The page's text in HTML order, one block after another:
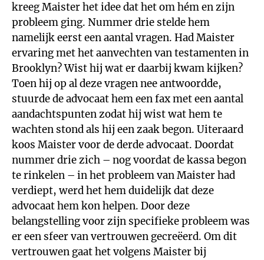
kreeg Maister het idee dat het om hém en zijn
probleem ging. Nummer drie stelde hem
namelijk eerst een aantal vragen. Had Maister
ervaring met het aanvechten van testamenten in
Brooklyn? Wist hij wat er daarbij kwam kijken?
Toen hij op al deze vragen nee antwoordde,
stuurde de advocaat hem een fax met een aantal
aandachtspunten zodat hij wist wat hem te
wachten stond als hij een zaak begon. Uiteraard
koos Maister voor de derde advocaat. Doordat
nummer drie zich – nog voordat de kassa begon
te rinkelen – in het probleem van Maister had
verdiept, werd het hem duidelijk dat deze
advocaat hem kon helpen. Door deze
belangstelling voor zijn specifieke probleem was
er een sfeer van vertrouwen gecreëerd. Om dit
vertrouwen gaat het volgens Maister bij